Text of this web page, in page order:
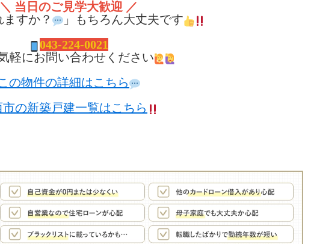
＼ 当日のご見学大歓迎 ／
すか？
」もちろん大丈夫です
043-224-0021
軽にお問い合わせください
の物件の詳細はこちら
市の新築戸建一覧はこちら